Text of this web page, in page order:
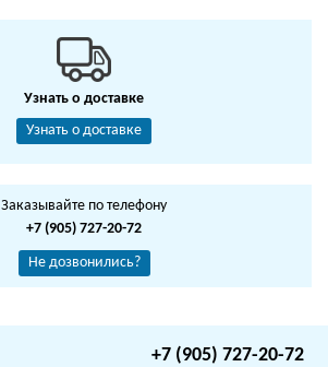
Узнать о доставке
Узнать о доставке
Заказывайте по телефону
+7 (905) 727-20-72
Не дозвонились?
+7 (905) 727-20-72